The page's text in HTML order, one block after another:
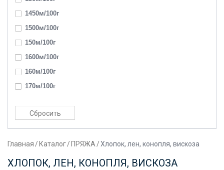
фиолетовый
черный
1450м/100г
1500м/100г
150м/100г
1600м/100г
160м/100г
170м/100г
200м/100г
2200м/100г
220м/100г
230м/100г
Главная/ Каталог/ ПРЯЖА/Хлопок, лен, конопля, вискоза
ХЛОПОК, ЛЕН, КОНОПЛЯ, ВИСКОЗА